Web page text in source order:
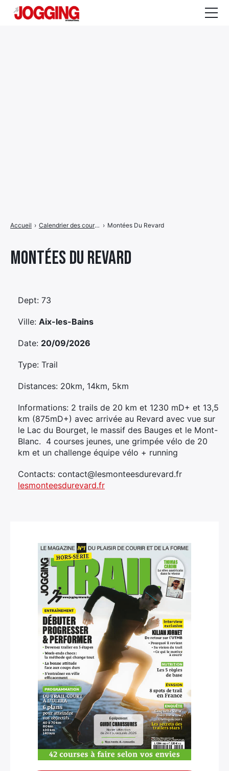
Montées Du Revard
Accueil › Calendrier des courses › Montées Du Revard
Dept: 73
Ville: Aix-les-Bains
Date: 20/09/2026
Type: Trail
Distances: 20km, 14km, 5km
Informations: 2 trails de 20 km et 1230 mD+ et 13,5
km (875mD+) avec arrivée au Revard avec vue sur
le Lac du Bourget, le massif des Bauges et le Mont-
Blanc. 4 courses jeunes, une grimpée vélo de 20
km et un challenge équipe vélo + running
Contacts: contact@lesmonteesdurevard.fr
lesmonteesdurevard.fr
de Élément